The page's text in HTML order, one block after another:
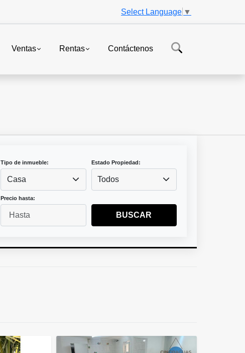
Select Language ▼
Ventas Rentas Contáctenos
Tipo de inmueble:
Casa
Estado Propiedad:
Todos
Precio hasta:
BUSCAR